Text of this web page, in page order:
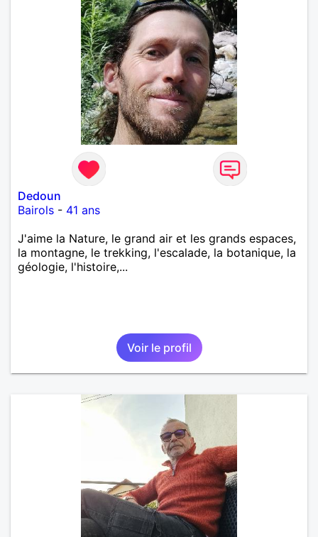
Dedoun
Bairols - 41 ans
J'aime la Nature, le grand air et les grands espaces,
la montagne, le trekking, l'escalade, la botanique, la
géologie, l'histoire,...
Voir le profil